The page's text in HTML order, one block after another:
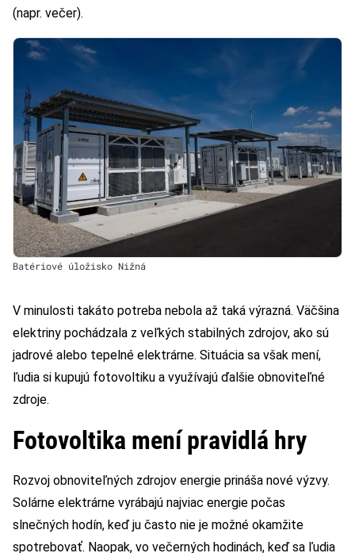
(napr. večer).
Batériové úložisko Nižná
V minulosti takáto potreba nebola až taká výrazná. Väčšina
elektriny pochádzala z veľkých stabilných zdrojov, ako sú
jadrové alebo tepelné elektrárne. Situácia sa však mení,
ľudia si kupujú fotovoltiku a využívajú ďalšie obnoviteľné
zdroje.
Fotovoltika mení pravidlá hry
Rozvoj obnoviteľných zdrojov energie prináša nové výzvy.
Solárne elektrárne vyrábajú najviac energie počas
slnečných hodín, keď ju často nie je možné okamžite
spotrebovať. Naopak, vo večerných hodinách, keď sa ľudia